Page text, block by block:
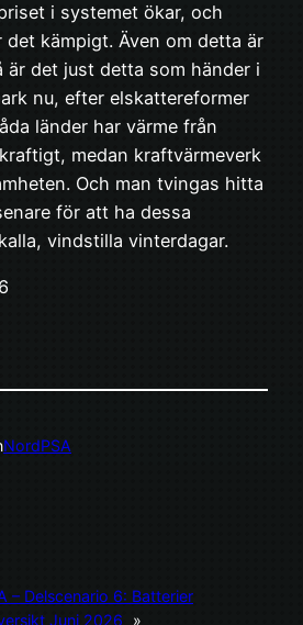
i systemet ökar, och
det kämpigt. Även om detta är
är det just detta som händer i
nu, efter elskattereformer
länder har värme från
medan kraftvärmeverk
Och man tvingas hitta
för att ha dessa
vindstilla vinterdagar.
NordPSA
– Delscenario 6: Batterier
Juni 2026
»